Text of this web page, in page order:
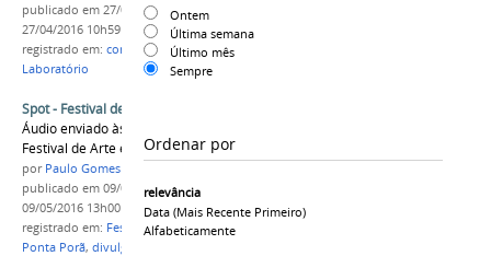
Ontem
Última semana
Último mês
Sempre
Ordenar por
relevância
Data (mais Recente Primeiro)
Alfabeticamente
publicado em 27/04/2016 —última modificação
27/04/2016 10h59
registrado em: comissão Campus Ponta Porã
Laboratório
Spot - Festival de Arte e Cultura em Ponta Porã
Áudio enviado às rádios para divulgação do
Festival de Arte e Cultura.
por Paulo Gomes
publicado em 09/05/2016—última modificação
09/05/2016 13h00
registrado em: Festival de Arte e Cultura
Ponta Porã, divulgação rádios